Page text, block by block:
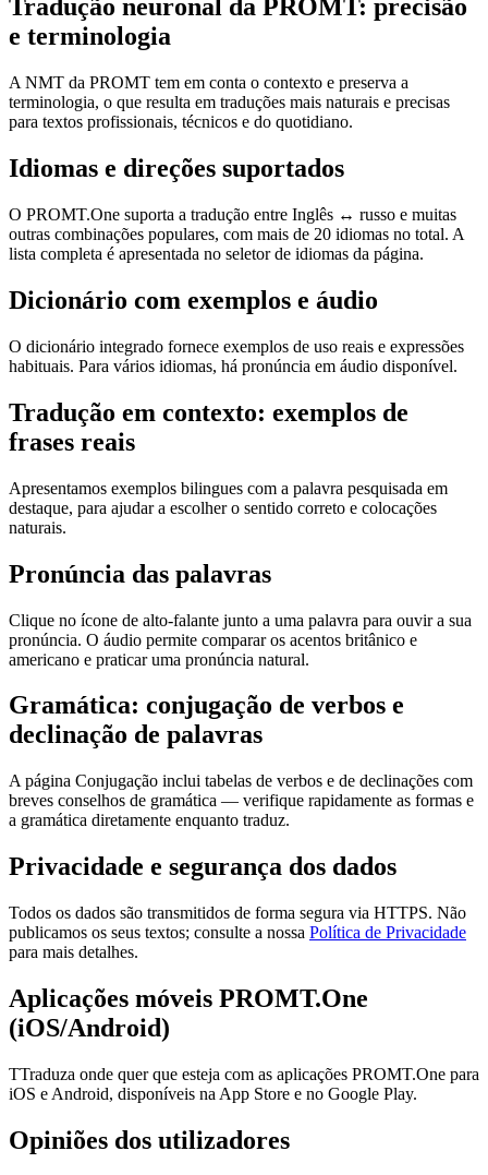
Tradução neuronal da PROMT: precisão
e terminologia
A NMT da PROMT tem em conta o contexto e preserva a
terminologia, o que resulta em traduções mais naturais e precisas
para textos profissionais, técnicos e do quotidiano.
Idiomas e direções suportados
O PROMT.One suporta a tradução entre Inglês ↔ russo e muitas
outras combinações populares, com mais de 20 idiomas no total. A
lista completa é apresentada no seletor de idiomas da página.
Dicionário com exemplos e áudio
O dicionário integrado fornece exemplos de uso reais e expressões
habituais. Para vários idiomas, há pronúncia em áudio disponível.
Tradução em contexto: exemplos de
frases reais
Apresentamos exemplos bilingues com a palavra pesquisada em
destaque, para ajudar a escolher o sentido correto e colocações
naturais.
Pronúncia das palavras
Clique no ícone de alto-falante junto a uma palavra para ouvir a sua
pronúncia. O áudio permite comparar os acentos britânico e
americano e praticar uma pronúncia natural.
Gramática: conjugação de verbos e
declinação de palavras
A página Conjugação inclui tabelas de verbos e de declinações com
breves conselhos de gramática — verifique rapidamente as formas e
a gramática diretamente enquanto traduz.
Privacidade e segurança dos dados
Todos os dados são transmitidos de forma segura via HTTPS. Não
publicamos os seus textos; consulte a nossa Política de Privacidade
para mais detalhes.
Aplicações móveis PROMT.One
(iOS/Android)
TTraduza onde quer que esteja com as aplicações PROMT.One para
iOS e Android, disponíveis na App Store e no Google Play.
Opiniões dos utilizadores